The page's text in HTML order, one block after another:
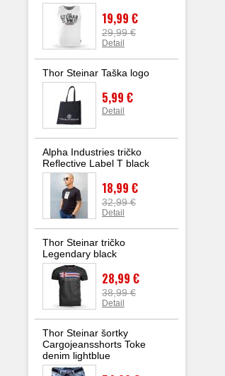
19,99 €
29,99 €
Detail
Thor Steinar Taška logo
5,99 €
Detail
Alpha Industries tričko
Reflective Label T black
18,99 €
32,99 €
Detail
Thor Steinar tričko
Legendary black
28,99 €
38,99 €
Detail
Thor Steinar šortky
Cargojeansshorts Toke
denim lightblue